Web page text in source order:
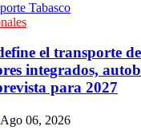
el transporte
integrados,
para 2027
Ago 06, 2026